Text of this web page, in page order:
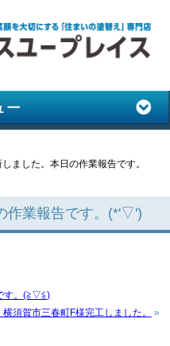
ました。本日の作業報告です。
作業報告です。(*'▽')
す。(≧▽≦)
須賀市三春町F様完工しました。
»